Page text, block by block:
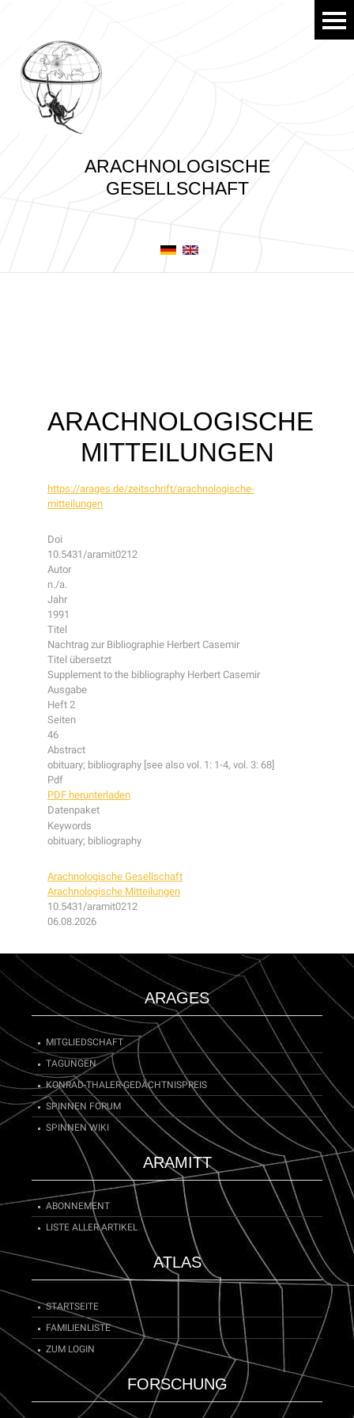
ARACHNOLOGISCHE
GESELLSCHAFT
ARACHNOLOGISCHE
MITTEILUNGEN
https://arages.de/zeitschrift/arachnologische-
mitteilungen
Doi
10.5431/aramit0212
Autor
n./a.
Jahr
1991
Titel
Nachtrag zur Bibliographie Herbert Casemir
Titel übersetzt
Supplement to the bibliography Herbert Casemir
Ausgabe
Heft 2
Seiten
46
Abstract
obituary; bibliography [see also vol. 1: 1-4, vol. 3: 68]
Pdf
PDF herunterladen
Datenpaket
Keywords
obituary; bibliography
Arachnologische Gesellschaft
Arachnologische Mitteilungen
10.5431/aramit0212
06.08.2026
ARAGES
MITGLIEDSCHAFT
TAGUNGEN
KONRAD-THALER-GEDÄCHTNISPREIS
SPINNEN FORUM
SPINNEN WIKI
ARAMITT
ABONNEMENT
LISTE ALLER ARTIKEL
ATLAS
STARTSEITE
FAMILIENLISTE
ZUM LOGIN
FORSCHUNG